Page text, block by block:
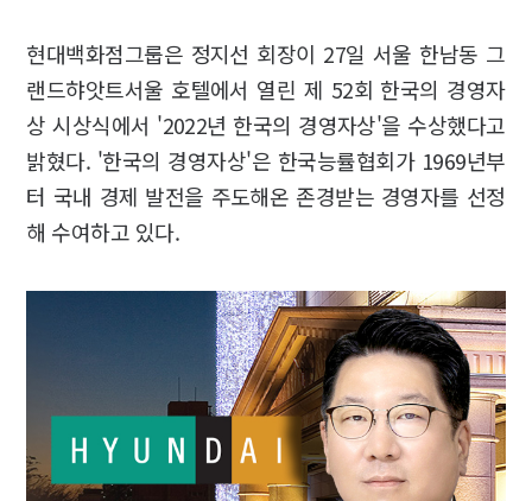
현대백화점그룹은 정지선 회장이 27일 서울 한남동 그
랜드햐앗트서울 호텔에서 열린 제 52회 한국의 경영자
상 시상식에서 '2022년 한국의 경영자상'을 수상했다고
밝혔다. '한국의 경영자상'은 한국능률협회가 1969년부
터 국내 경제 발전을 주도해온 존경받는 경영자를 선정
해 수여하고 있다.